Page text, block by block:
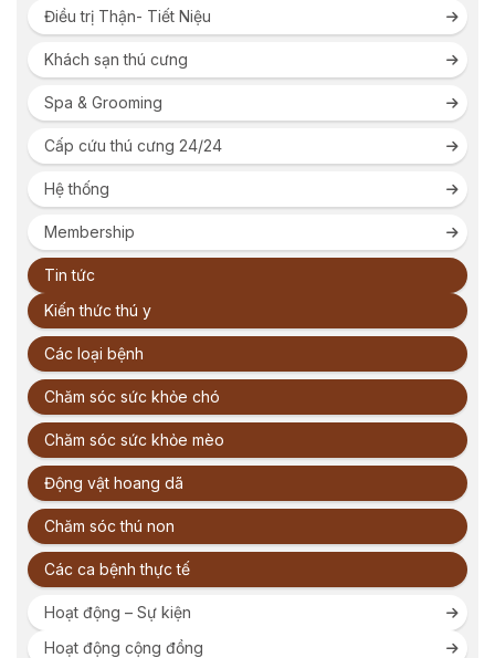
Điều trị Thận- Tiết Niệu
Khách sạn thú cưng
Spa & Grooming
Cấp cứu thú cưng 24/24
Hệ thống
Membership
Tin tức
Kiến thức thú y
Các loại bệnh
Chăm sóc sức khỏe chó
Chăm sóc sức khỏe mèo
Động vật hoang dã
Chăm sóc thú non
Các ca bệnh thực tế
Hoạt động – Sự kiện
Hoạt động cộng đồng